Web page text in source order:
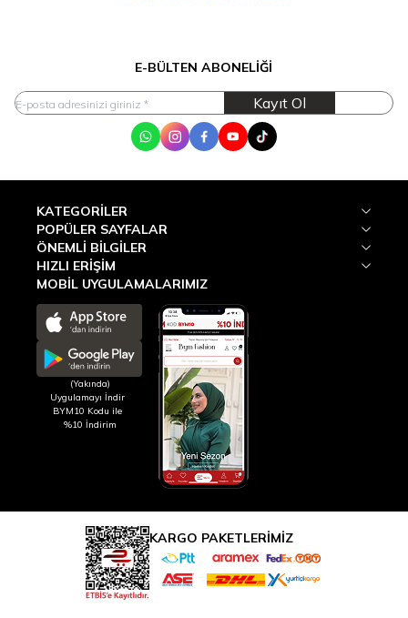
E-BÜLTEN ABONELIĞI
Kayıt Ol
WhatsApp
InstagramFacebook
YoutubeTik Tok
KATEGORILER
POPÜLER SAYFALAR
ÖNEMLI BILGILER
HIZLI ERIŞIM
MOBİL UYGULAMALARIMIZ
(Yakında)
Uygulamayı İndir
BYM10 Kodu ile
%10 İndirim
KARGO PAKETLERİMİZ